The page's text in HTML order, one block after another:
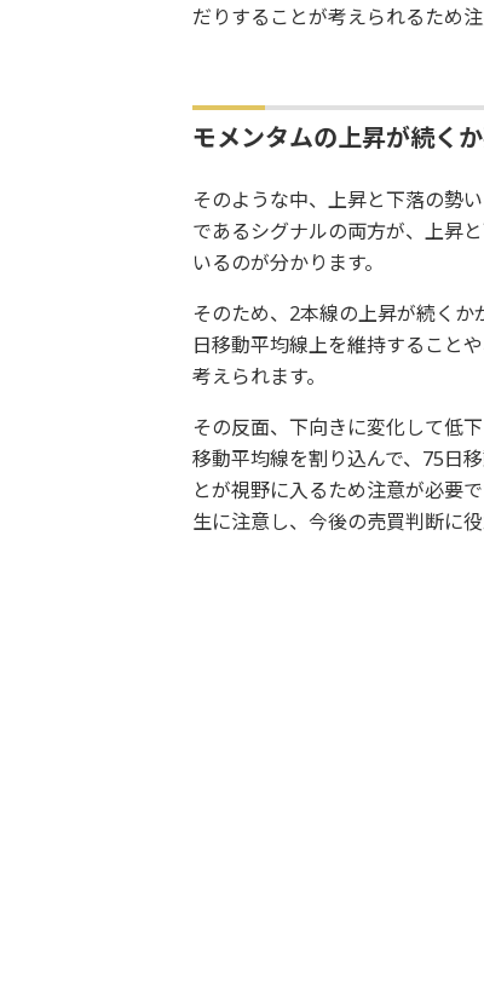
だりすることが考えられるため
モメンタムの上昇が続く
そのような中、上昇と下落の勢
であるシグナルの両方が、上昇
いるのが分かります。
そのため、2本線の上昇が続く
日移動平均線上を維持すること
考えられます。
その反面、下向きに変化して低
移動平均線を割り込んで、75日
とが視野に入るため注意が必要
生に注意し、今後の売買判断に役